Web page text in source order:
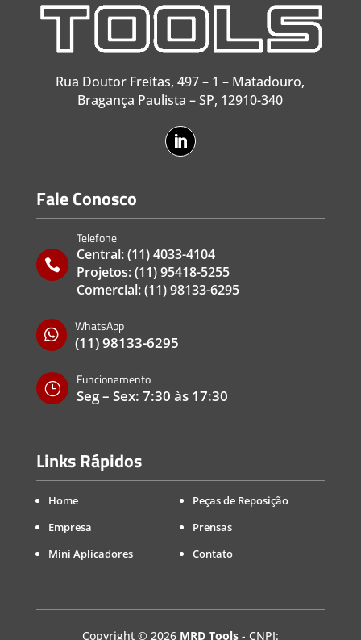
Rua Doutor Freitas, 497 – 1 – Matadouro,
Bragança Paulista – SP, 12910-340
Fale Conosco

Telefone
Central:(11) 4033-4104
Projetos:(11) 95418-5255
Comercial:(11) 98133-6295

WhatsApp
(11) 98133-6295
}
Funcionamento
Seg – Sex: 7:30 às 17:30
Links Rápidos
Home
Empresa
Mini Aplicadores
Peças de Reposição
Prensas
Contato
Copyright © 2026 MRD Tools- CNPJ: